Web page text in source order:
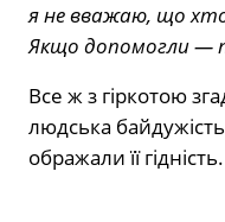
я не вважаю, що
Якщо допомогли —
Все ж з гіркотою
людська
ображали її гідність.